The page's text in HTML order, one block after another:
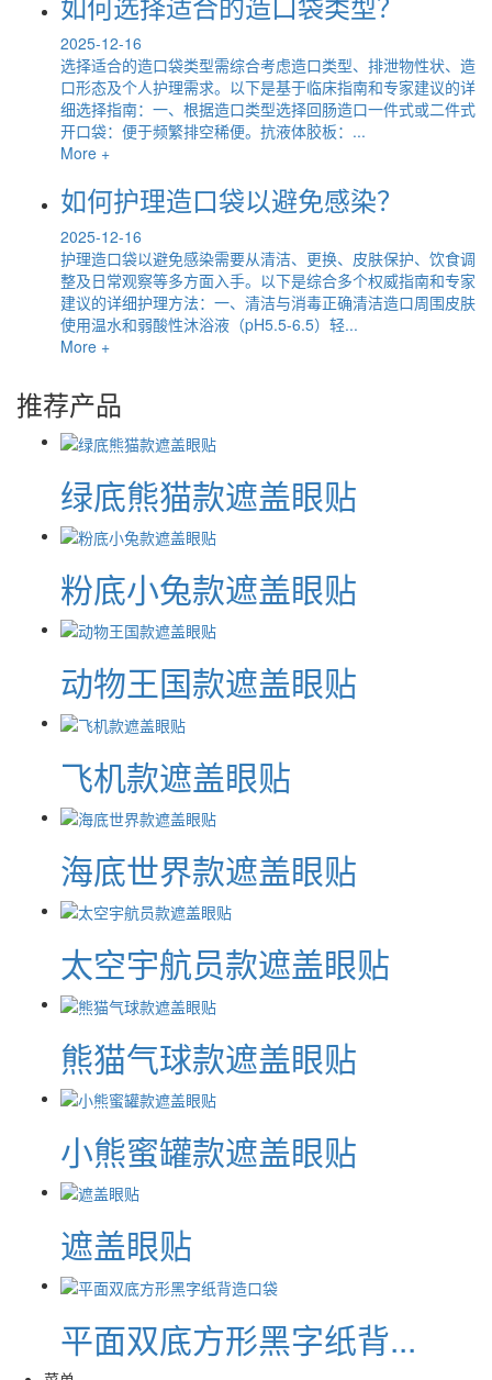
2025-12-16
选择适合的造口袋类型需综合考虑造口类型、排泄物性状、造
口形态及个人护理需求。以下是基于临床指南和专家建议的详
细选择指南：一、根据造口类型选择回肠造口一件式或二件式
开口袋：便于频繁排空稀便。抗液体胶板：...
More +
如何护理造口袋以避免感染？
2025-12-16
护理造口袋以避免感染需要从清洁、更换、皮肤保护、饮食调
整及日常观察等多方面入手。以下是综合多个权威指南和专家
建议的详细护理方法：一、清洁与消毒正确清洁造口周围皮肤
使用温水和弱酸性沐浴液（pH5.5-6.5）轻...
More +
推荐产品
绿底熊猫款遮盖眼贴
粉底小兔款遮盖眼贴
动物王国款遮盖眼贴
飞机款遮盖眼贴
海底世界款遮盖眼贴
太空宇航员款遮盖眼贴
熊猫气球款遮盖眼贴
小熊蜜罐款遮盖眼贴
遮盖眼贴
平面双底方形黑字纸背...